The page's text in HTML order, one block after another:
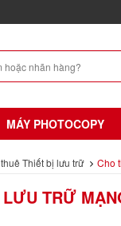
MÁY PHOTOCOPY
Thiết bị lưu trữ Cho
TRỮ